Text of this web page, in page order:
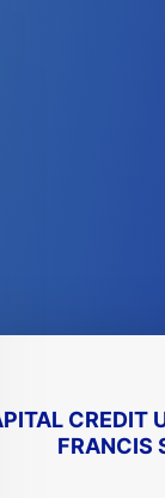
CREDIT
FRANCIS